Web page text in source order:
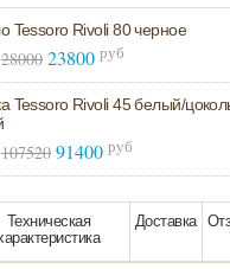
Tessoro Rivoli 80 черное
28000 23800 руб
Tessoro Rivoli 45 белый/
107520 91400 руб
Техническая
Доставка